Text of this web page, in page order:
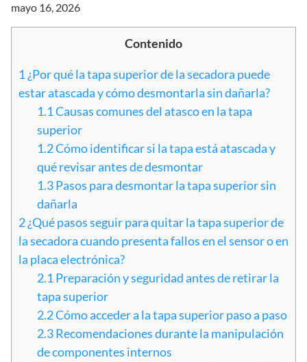
mayo 16, 2026
Contenido
1 ¿Por qué la tapa superior de la secadora puede
estar atascada y cómo desmontarla sin dañarla?
1.1Causas comunes del atasco en la tapa
superior
1.2Cómo identificar si la tapa está atascada y
qué revisar antes de desmontar
1.3Pasos para desmontar la tapa superior sin
dañarla
2¿Qué pasos seguir para quitar la tapa superior de
la secadora cuando presenta fallos en el sensor o en
la placa electrónica?
2.1 Preparación y seguridad antes de retirar la
tapa superior
2.2Cómo acceder a la tapa superior paso a paso
2.3Recomendaciones durante la manipulación
de componentes internos